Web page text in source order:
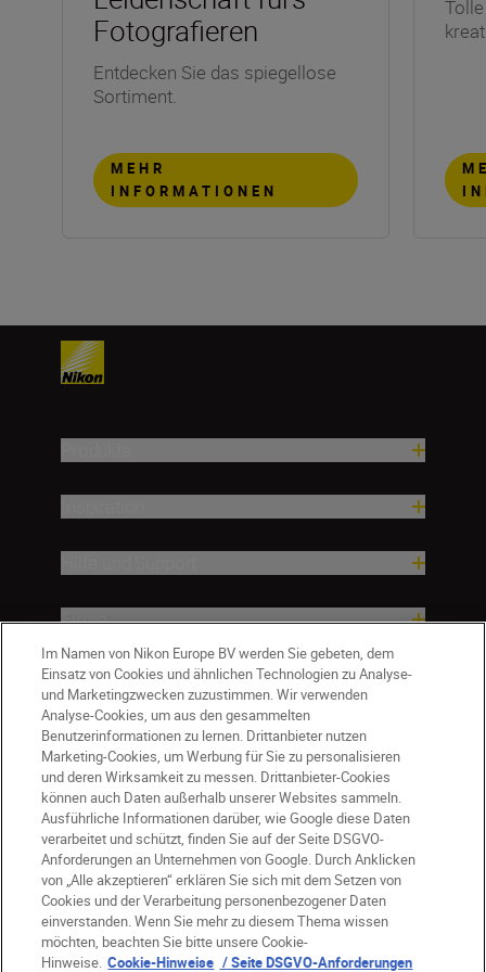
Fotografieren
Entdecken Sie das spiegellose
Sortiment.
MEHR
INFORMATIONEN
Firma
DE Nikon Sites
Kontakt
Datenschutzhinweis
Im Namen von Nikon Europe BV werden Sie gebeten, dem
Einsatz von Cookies und ähnlichen Technologien zu Analyse-
und Marketingzwecken zuzustimmen. Wir verwenden
Analyse-Cookies, um aus den gesammelten
Benutzerinformationen zu lernen. Drittanbieter nutzen
Marketing-Cookies, um Werbung für Sie zu personalisieren
und deren Wirksamkeit zu messen. Drittanbieter-Cookies
können auch Daten außerhalb unserer Websites sammeln.
Ausführliche Informationen darüber, wie Google diese Daten
verarbeitet und schützt, finden Sie auf der Seite DSGVO-
Anforderungen an Unternehmen von Google. Durch Anklicken
von „Alle akzeptieren“ erklären Sie sich mit dem Setzen von
Cookies und der Verarbeitung personenbezogener Daten
einverstanden. Wenn Sie mehr zu diesem Thema wissen
möchten, beachten Sie bitte unsere Cookie-
Hinweise. Cookie-Hinweise / Seite DSGVO-Anforderungen